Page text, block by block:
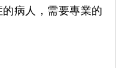
病人，需要專業的